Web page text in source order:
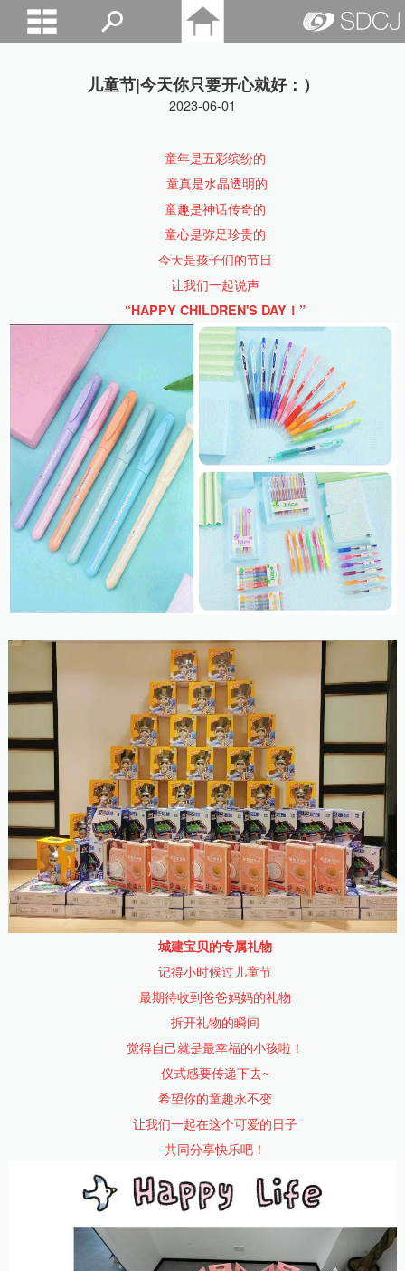
儿童节|今天你只要开心就好：）
2023-06-01
童年是五彩缤纷的
童真是水晶透明的
童趣是神话传奇的
童心是弥足珍贵的
今天是孩子们的节日
让我们一起说声
“HAPPY CHILDREN'S DAY！”
城建宝贝的专属礼物
记得小时候过儿童节
最期待收到爸爸妈妈的礼物
拆开礼物的瞬间
觉得自己就是最幸福的小孩啦！
仪式感要传递下去~
希望你的童趣永不变
让我们一起在这个可爱的日子
共同分享快乐吧！